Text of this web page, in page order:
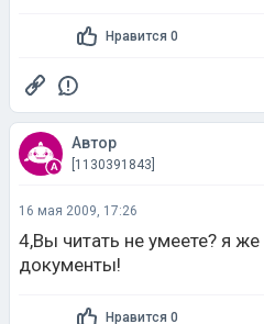
Нравится 0
Автор
[1130391843]
16 мая 2009, 17:26
4,Вы читать не умеете? я
документы!
Нравится 0